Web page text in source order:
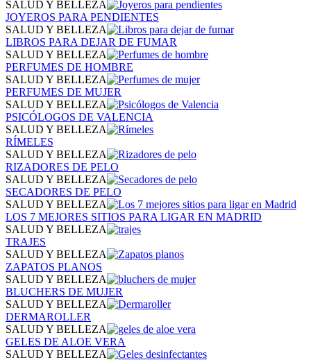
SALUD Y BELLEZA
JOYEROS PARA PENDIENTES
SALUD Y BELLEZA
LIBROS PARA DEJAR DE FUMAR
SALUD Y BELLEZA
PERFUMES DE HOMBRE
SALUD Y BELLEZA
PERFUMES DE MUJER
SALUD Y BELLEZA
PSICÓLOGOS DE VALENCIA
SALUD Y BELLEZA
RÍMELES
SALUD Y BELLEZA
RIZADORES DE PELO
SALUD Y BELLEZA
SECADORES DE PELO
SALUD Y BELLEZA
LOS 7 MEJORES SITIOS PARA LIGAR EN MADRID
SALUD Y BELLEZA
TRAJES
SALUD Y BELLEZA
ZAPATOS PLANOS
SALUD Y BELLEZA
BLUCHERS DE MUJER
SALUD Y BELLEZA
DERMAROLLER
SALUD Y BELLEZA
GELES DE ALOE VERA
SALUD Y BELLEZA